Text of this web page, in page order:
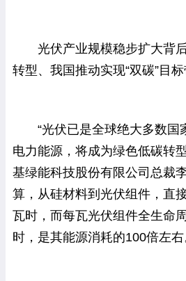
光伏产业规模稳步扩大背后
转型、我国推动实现“双碳”目标
“光伏已是全球绝大多数国
电力能源，将成为绿色低碳转
基绿能科技股份有限公司总裁
算，从硅材料到光伏组件，直
瓦时，而每瓦光伏组件全生命
时，是其能源消耗的100倍左右